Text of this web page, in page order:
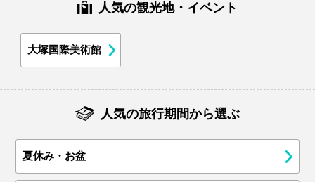
人気の観光地・イベント
大塚国際美術館
人気の旅行期間から選ぶ
夏休み・お盆